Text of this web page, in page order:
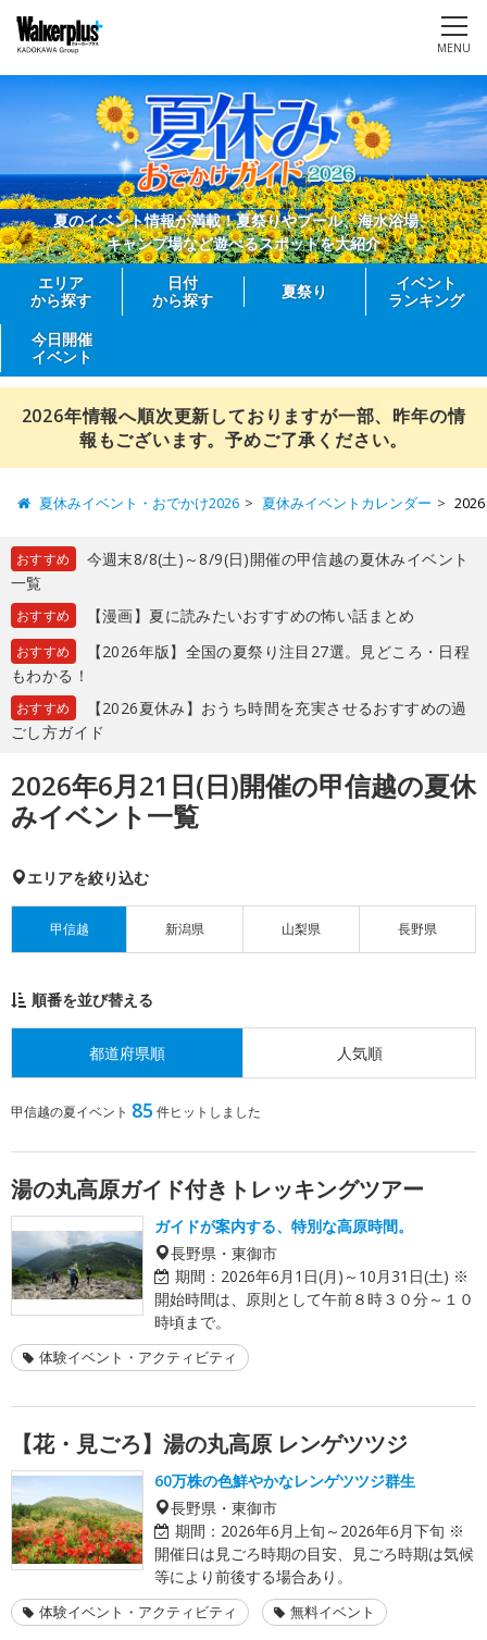
MENU
夏のイベント情報が満載！夏祭りやプール、海水浴場、
キャンプ場など遊べるスポットを大紹介
エリア
から探す
日付
から探す
夏祭り
イベント
ランキング
今日開催
イベント
2026年情報へ順次更新しておりますが一部、昨年の情
報もございます。予めご了承ください。
夏休みイベント・おでかけ2026 夏休みイベントカレンダー
おすすめ
今週末8/8(土)～8/9(日)開催の甲信越の夏休みイベント
一覧
おすすめ 【漫画】夏に読みたいおすすめの怖い話まとめ
おすすめ
【2026年版】全国の夏祭り注目27選。見どころ・日程
もわかる！
おすすめ
【2026夏休み】おうち時間を充実させるおすすめの過
ごし方ガイド
2026年6月21日(日)開催の甲信越の夏休
みイベント一覧
エリアを絞り込む
甲信越 新潟県 山梨県 長野県
順番を並び替える
都道府県順 人気順
甲信越の夏イベント 85 件ヒットしました
湯の丸高原ガイド付きトレッキングツアー
ガイドが案内する、特別な高原時間。
長野県・東御市
期間： 2026年6月1日(月)～10月31日(土) ※
開始時間は、原則として午前８時３０分～１０
時頃まで。
体験イベント・アクティビティ
【花・見ごろ】湯の丸高原 レンゲツツジ
60万株の色鮮やかなレンゲツツジ群生
長野県・東御市
期間： 2026年6月上旬～2026年6月下旬 ※
開催日は見ごろ時期の目安、見ごろ時期は気候
等により前後する場合あり。
体験イベント・アクティビティ 無料イベント